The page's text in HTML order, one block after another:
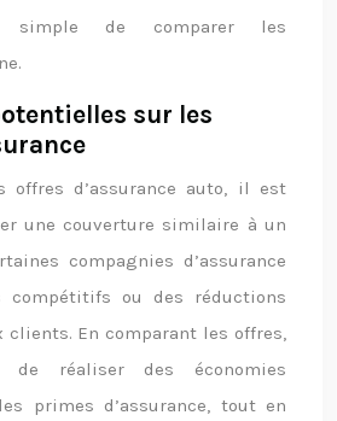
simple de comparer les
sur les
offres d’assurance auto, il est
une couverture similaire à un
compagnies d’assurance
compétitifs ou des réductions
clients. En comparant les offres,
réaliser des économies
primes d’assurance, tout en